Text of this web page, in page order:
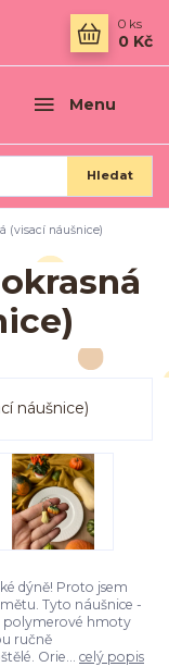
Menu
Hledat
0 ks
0 Kč
(visací náušnice)
dýně! Proto jsem
Tyto náušnice -
polymerové hmoty
ručně
Orie... celý popis